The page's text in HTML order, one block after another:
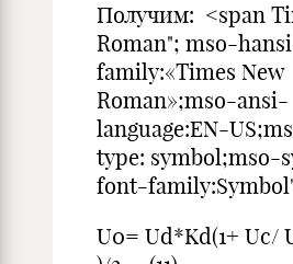
Получим: <span
Roman"; mso-
family:«Times New
Roman»;mso-ansi-
language:EN-
type: symbol;mso-
font-
U0= Ud*Kd(1+ Uс/